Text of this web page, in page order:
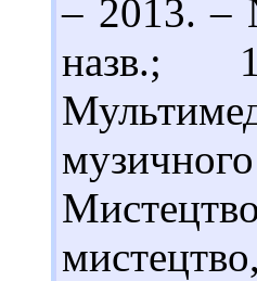
– 2013. –
назв.;